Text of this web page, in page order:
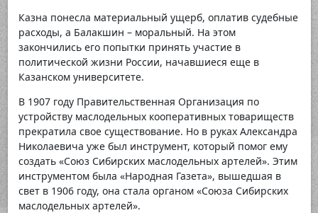
Казна понесла материальный ущерб, оплатив судебные
расходы, а Балакшин – моральный. На этом
закончились его попытки принять участие в
политической жизни России, начавшиеся еще в
Казанском университете.
В 1907 году Правительственная Организация по
устройству маслодельных кооперативных товариществ
прекратила свое существование. Но в руках Александра
Николаевича уже был инструмент, который помог ему
создать «Союз Сибирских маслодельных артелей». Этим
инструментом была «Народная Газета», вышедшая в
свет в 1906 году, она стала органом «Союза Сибирских
маслодельных артелей».